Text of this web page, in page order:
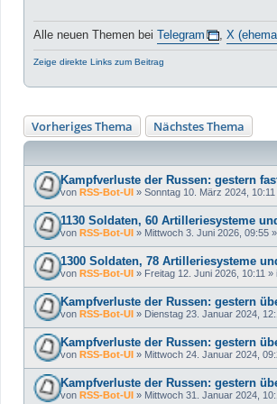
Alle neuen Themen bei Telegram X
Zeige direkte Links zum Beitrag
Vorheriges Thema Nächstes Thema
Kampfverluste der Russen: gestern
von RSS-Bot-UI » Sonntag 10. März 2024, 10:11
1130 Soldaten, 60 Artilleriesysteme
von RSS-Bot-UI » Mittwoch 3. Juni 2026, 09:55
1300 Soldaten, 78 Artilleriesysteme
von RSS-Bot-UI » Freitag 12. Juni 2026, 10:11 »
Kampfverluste der Russen: gestern
von RSS-Bot-UI » Dienstag 23. Januar 2024,
Kampfverluste der Russen: gestern
von RSS-Bot-UI » Mittwoch 24. Januar 2024,
Kampfverluste der Russen: gestern
von RSS-Bot-UI » Mittwoch 31. Januar 2024,